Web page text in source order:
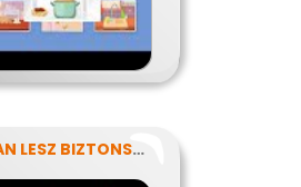
HOGYAN LESZ BIZTONSÁGOS, AMIT MEGESZEL?